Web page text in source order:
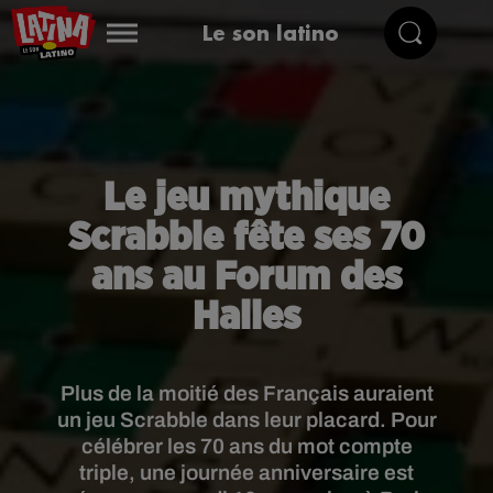
Le son latino
Le jeu mythique
Scrabble fête ses 70
ans au Forum des
Halles
Plus de la moitié des Français auraient
un jeu Scrabble dans leur placard. Pour
célébrer les 70 ans du mot compte
triple, une journée anniversaire est